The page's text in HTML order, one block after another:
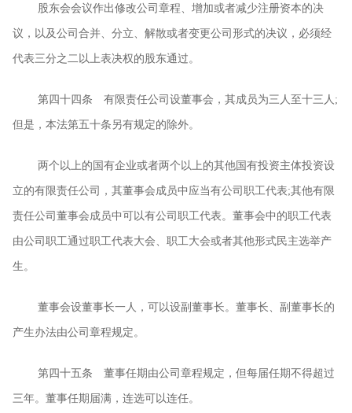
股东会会议作出修改公司章程、增加或者减少注册资本的决
议，以及公司合并、分立、解散或者变更公司形式的决议，必须经
代表三分之二以上表决权的股东通过。
第四十四条 有限责任公司设董事会，其成员为三人至十三人 ;
但是，本法第五十条另有规定的除外。
两个以上的国有企业或者两个以上的其他国有投资主体投资设
立的有限责任公司，其董事会成员中应当有公司职工代表;其他有限
责任公司董事会成员中可以有公司职工代表。董事会中的职工代表
由公司职工通过职工代表大会、职工大会或者其他形式民主选举产
生。
董事会设董事长一人，可以设副董事长。董事长、副董事长的
产生办法由公司章程规定。
第四十五条 董事任期由公司章程规定，但每届任期不得超过
三年。董事任期届满，连选可以连任。